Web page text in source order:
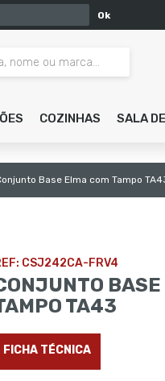
Ok
COZINHAS SALA
Base Elma com Tampo
CSJ242CA-FRV4
BASE
TA43
FICHA TÉCNICA